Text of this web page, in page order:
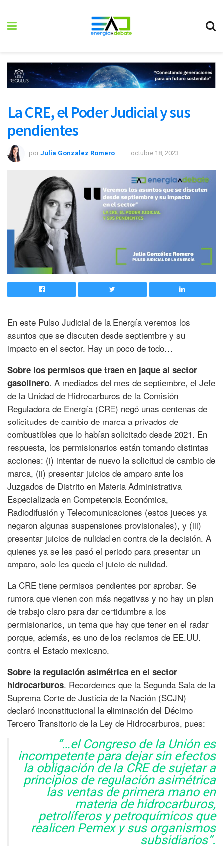
La CRE, el Poder Judicial y sus
pendientes
por Julia Gonzalez Romero octubre 18, 2023
En este Pulso Judicial de la Energía veremos los
asuntos que se discuten desde septiembre y su
impacto en el sector. Hay un poco de todo…
Sobre los permisos que traen en jaque al sector
gasolinero. A mediados del mes de septiembre, el Jefe
de la Unidad de Hidrocarburos de la Comisión
Reguladora de Energía (CRE) negó unas centenas de
solicitudes de cambio de marca a privados de
combustibles que lo habían solicitado desde 2021. En
respuesta, los permisionarios están tomando distintas
acciones: (i) intentar de nuevo la solicitud de cambio de
marca, (ii) presentar juicios de amparo ante los
Juzgados de Distrito en Materia Administrativa
Especializada en Competencia Económica,
Radiodifusión y Telecomunicaciones (estos jueces ya
negaron algunas suspensiones provisionales), y (iii)
presentar juicios de nulidad en contra de la decisión. A
quienes ya se les pasó el periodo para presentar un
amparo, solo les queda el juicio de nulidad.
La CRE tiene permisos pendientes por aprobar. Se
rumora que vienen con más negativas y no hay un plan
de trabajo claro para dar certidumbre a los
permisionarios, un tema que hay que tener en el radar
porque, además, es uno de los reclamos de EE.UU.
contra el Estado mexicano.
Sobre la regulación asimétrica en el sector
hidrocarburos. Recordemos que la Segunda Sala de la
Suprema Corte de Justicia de la Nación (SCJN)
declaró inconstitucional la eliminación del Décimo
Tercero Transitorio de la Ley de Hidrocarburos, pues:
“…el Congreso de la Unión es
incompetente para dejar sin efectos
la obligación de la CRE de sujetar a
principios de regulación asimétrica
las ventas de primera mano en
materia de hidrocarburos,
petrolíferos y petroquímicos que
realicen Pemex y sus organismos
subsidiarios”.